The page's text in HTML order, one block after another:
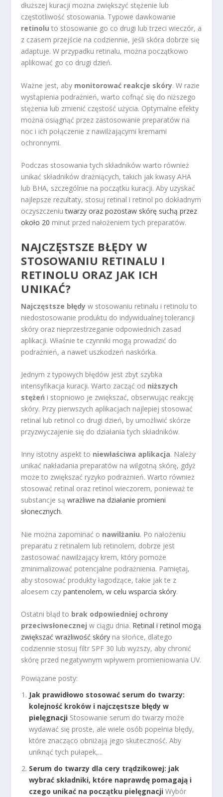
dłuższej kuracji można zwiększyć stężenie lub
częstotliwość stosowania. Typowe dawkowanie
retinolu to stosowanie go co drugi lub trzeci wieczór, a
z czasem przejście na codziennie, jeśli skóra dobrze się
adaptuje. W przypadku retinalu, można początkowo
aplikować go co drugi dzień.
Ważne jest, aby monitorować reakcje skóry. W razie
wystąpienia podrażnień, warto cofnąć się do niższego
stężenia lub zmienić częstość użycia. Optymalne efekty
można osiągnąć przez zastosowanie preparatów na
noc i ich połączenie z nawilżającymi kremami
ochronnymi.
Podczas stosowania tych składników warto również
unikać składników drażniących, takich jak kwasy AHA
lub BHA, szczególnie na początku kuracji. Aby uzyskać
najlepsze rezultaty, stosuj retinal i retinol po dokładnym
oczyszczeniutwarzy oraz pozostaw skórę suchą przez
około 20 minut przed nałożeniem tych preparatów.
NAJCZĘSTSZE BŁĘDY W
STOSOWANIU RETINALU I
RETINOLU ORAZ JAK ICH
UNIKAĆ?
Najczęstsze błędy w stosowaniu retinalu i retinolu to
niedostosowanie produktu do indywidualnej tolerancji
skóry oraz nieprzestrzeganie odpowiednich zasad
aplikacji. Właśnie te czynniki mogą prowadzić do
podrażnień, a nawet uszkodzeń naskórka.
Jednym z typowych błędów jest zbyt szybka
intensyfikacja kuracji. Warto zacząć od niższych
stężeń i stopniowo je zwiększać, obserwując reakcję
skóry. Przy pierwszych aplikacjach najlepiej stosować
retinal lub retinol co drugi dzień, by umożliwić skórze
przyzwyczajenie się do działania tych składników.
Inny istotny aspekt to niewłaściwa aplikacja. Należy
unikać nakładania preparatów na wilgotną skórę, gdyż
może to zwiększać ryzyko podrażnień. Warto również
stosować retinal oraz retinol wieczorem, ponieważ te
substancje sąwrażliwe na działanie promieni
słonecznych.
Nie można zapominać o nawilżaniu. Po nałożeniu
preparatu z retinalem lub retinolem, dobrze jest
zastosować nawilżający krem, który pomoże
zminimalizować potencjalne podrażnienia. Pamiętaj,
aby stosować produkty łagodzące, takie jak te z
aloesem czypantenolem, w celu wsparcia skóry.
Ostatni błąd to brak odpowiedniej ochrony
przeciwsłonecznej w ciągu dnia. Retinal i retinol mogą
zwiększać wrażliwość skóry na słońce, dlatego
codziennie stosuj filtr SPF 30 lub wyższy, aby chronić
skórę przed negatywnym wpływem promieniowania UV.
Powiązane posty:
Jak prawidłowo stosować serum do twarzy:
kolejność kroków i najczęstsze błędy w
pielęgnacji Stosowanie serum do twarzy może
wydawać się proste, ale wiele osób popełnia błędy,
które znacząco obniżają jego skuteczność. Aby
uniknąć tych pułapek,...
Serum do twarzy dla cery trądzikowej: jak
wybrać składniki, które naprawdę pomagają i
czego unikać na początku pielęgnacji Wybór